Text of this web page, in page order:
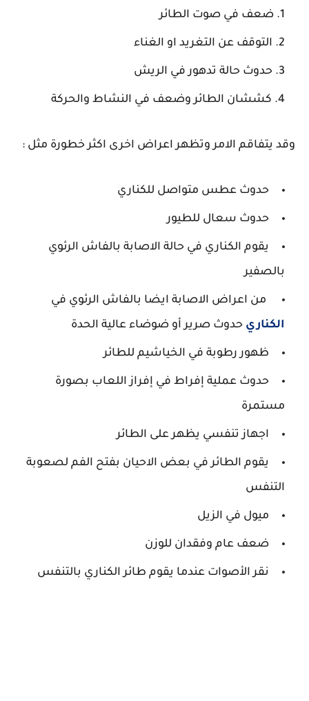
ضعف في صوت الطائر
التوقف عن التغريد او الغناء
حدوث حالة تدهور في الريش
كششان الطائر وضعف في النشاط والحركة
وقد يتفاقم الامر وتظهر اعراض اخرى اكثر خطورة مثل :
حدوث عطس متواصل للكناري
حدوث سعال للطيور
يقوم الكناري في حالة الاصابة بالفاش الرئوي
بالصفير
من اعراض الاصابة ايضا بالفاش الرئوي في
الكناري حدوث صرير أو ضوضاء عالية الحدة
ظهور رطوبة في الخياشيم للطائر
حدوث عملية إفراط في إفراز اللعاب بصورة
مستمرة
اجهاز تنفسي يظهر على الطائر
يقوم الطائر في بعض الاحيان بفتح الفم لصعوبة
التنفس
ميول في الزيل
ضعف عام وفقدان للوزن
نقر الأصوات عندما يقوم طائر الكناري بالتنفس